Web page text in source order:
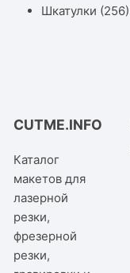
Шкатулки (256)
CUTME.INFO
Каталог
макетов для
лазерной
резки,
фрезерной
резки,